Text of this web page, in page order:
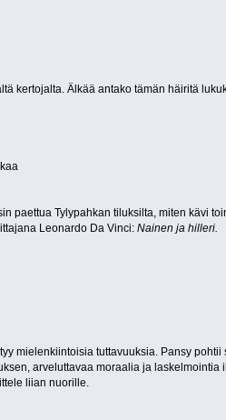
kertojalta. Älkää antako tämän häiritä
paettua Tylypahkan tiluksilta, miten kävi
Leonardo Da Vinci: Nainen ja hilleri.
mielenkiintoisia tuttavuuksia. Pansy pohtii
arveluttavaa moraalia ja
liian nuorille.